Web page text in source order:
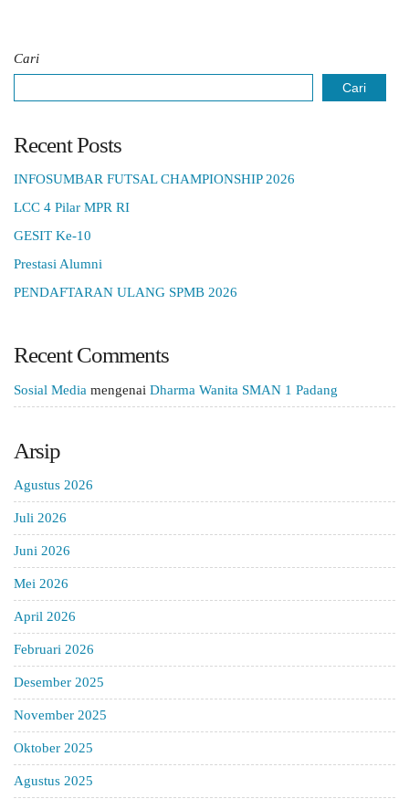
Cari
Cari
Recent Posts
INFOSUMBAR FUTSAL CHAMPIONSHIP 2026
LCC 4 Pilar MPR RI
GESIT Ke-10
Prestasi Alumni
PENDAFTARAN ULANG SPMB 2026
Recent Comments
Sosial Media mengenai Dharma Wanita SMAN 1 Padang
Arsip
Agustus 2026
Juli 2026
Juni 2026
Mei 2026
April 2026
Februari 2026
Desember 2025
November 2025
Oktober 2025
Agustus 2025